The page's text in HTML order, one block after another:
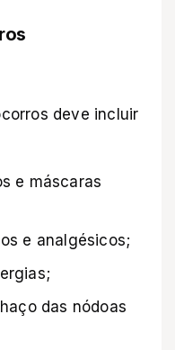
deve incluir
e máscaras
e analgésicos;
das nódoas